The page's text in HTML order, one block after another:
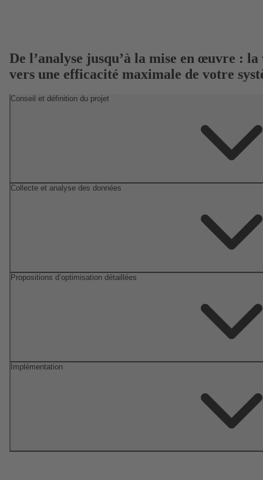
De l’analyse jusqu’à la mise en œuvre : la
vers une efficacité maximale de votre
Conseil et définition du projet
Collecte et analyse des données
Propositions d’optimisation détaillées
Implémentation